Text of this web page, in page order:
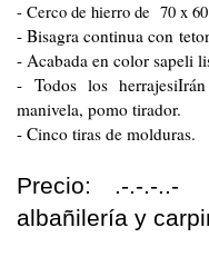
- Cerco de hierro de 70 x
- Bisagra continua con
- Acabada en color sapeli
- Todos los
manivela, pomo tirador.
- Cinco tiras de molduras.
Precio: .-.-.-..-
albañilería y